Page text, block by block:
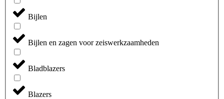
Bijlen
Bijlen en zagen voor zeiswerkzaamheden
Bladblazers
Blazers